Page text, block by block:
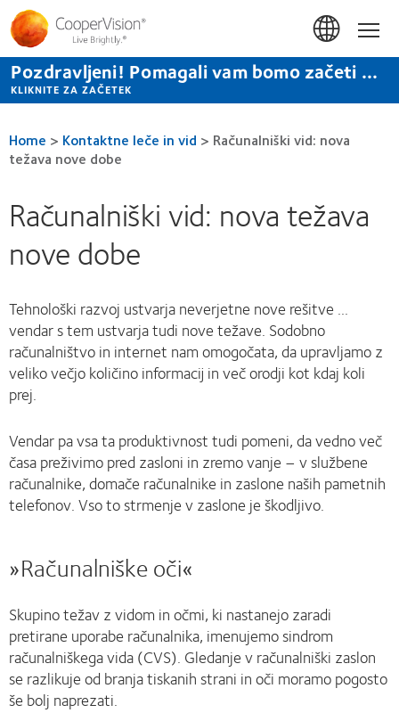
Skip
to
main
content
Pozdravljeni! Pomagali vam bomo začeti ...
KLIKNITE ZA ZAČETEK
Home > Kontaktne leče in vid > Računalniški vid: nova
težava nove dobe
Računalniški vid: nova težava
nove dobe
Tehnološki razvoj ustvarja neverjetne nove rešitve ...
vendar s tem ustvarja tudi nove težave. Sodobno
računalništvo in internet nam omogočata, da upravljamo z
veliko večjo količino informacij in več orodji kot kdaj koli
prej.
Vendar pa vsa ta produktivnost tudi pomeni, da vedno več
časa preživimo pred zasloni in zremo vanje – v službene
računalnike, domače računalnike in zaslone naših pametnih
telefonov. Vso to strmenje v zaslone je škodljivo.
»Računalniške oči«
Skupino težav z vidom in očmi, ki nastanejo zaradi
pretirane uporabe računalnika, imenujemo sindrom
računalniškega vida (CVS). Gledanje v računalniški zaslon
se razlikuje od branja tiskanih strani in oči moramo pogosto
še bolj naprezati.